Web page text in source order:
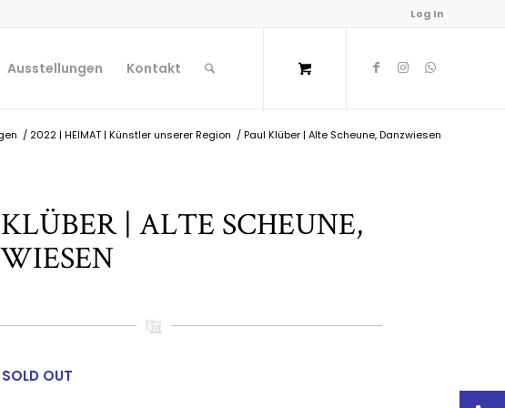
Log In
Ausstellungen Kontakt
/ 2022 | HEIMAT | Künstler unserer Region /Paul Klüber | Alte Scheune, Danzwiesen
| ALTE SCHEUNE,
OUT